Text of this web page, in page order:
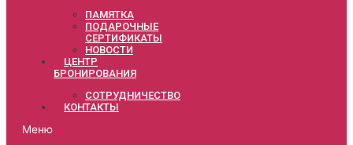
ПАМЯТКА
ПОДАРОЧНЫЕ
СЕРТИФИКАТЫ
НОВОСТИ
ЦЕНТР
БРОНИРОВАНИЯ
СОТРУДНИЧЕСТВО
КОНТАКТЫ
Меню